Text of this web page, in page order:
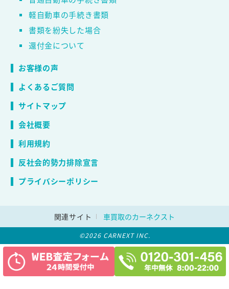
軽自動車の手続き書類
書類を紛失した場合
還付金について
お客様の声
よくあるご質問
サイトマップ
会社概要
利用規約
反社会的勢力排除宣言
プライバシーポリシー
関連サイト 車買取のカーネクスト
©2026 CARNEXT INC.